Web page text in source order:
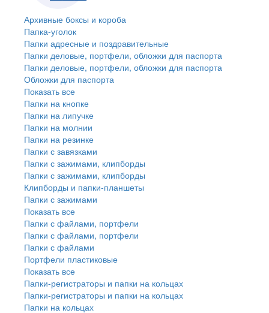
Архивные боксы и короба
Папка-уголок
Папки адресные и поздравительные
Папки деловые, портфели, обложки для паспорта
Папки деловые, портфели, обложки для паспорта
Обложки для паспорта
Показать все
Папки на кнопке
Папки на липучке
Папки на молнии
Папки на резинке
Папки с завязками
Папки с зажимами, клипборды
Папки с зажимами, клипборды
Клипборды и папки-планшеты
Папки с зажимами
Показать все
Папки с файлами, портфели
Папки с файлами, портфели
Папки с файлами
Портфели пластиковые
Показать все
Папки-регистраторы и папки на кольцах
Папки-регистраторы и папки на кольцах
Папки на кольцах